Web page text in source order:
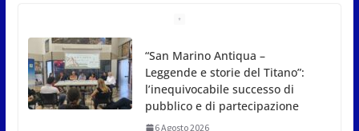
Meno asfalto, più alberi: San
Marino punta sulla
depavimentazione per
contrastare caldo e rischio
idrogeologico